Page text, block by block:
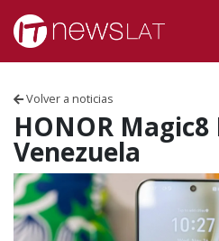
Skip to content
Volver a noticias
HONOR
Venezuela
PERÚ